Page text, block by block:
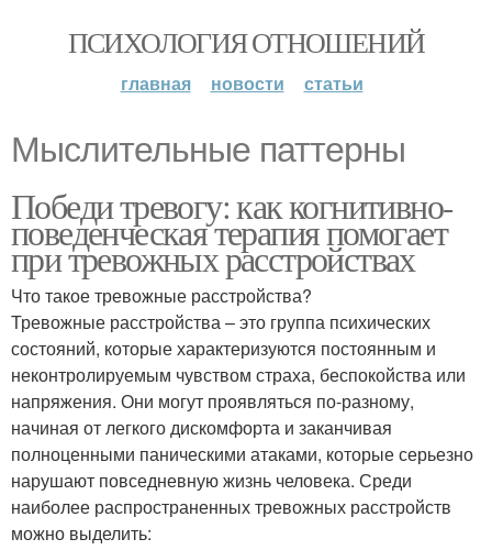
ПСИХОЛОГИЯ ОТНОШЕНИЙ
главная новости статьи
Мыслительные паттерны
Победи тревогу: как когнитивно-
поведенческая терапия помогает
при тревожных расстройствах
Что такое тревожные расстройства?
Тревожные расстройства – это группа психических
состояний, которые характеризуются постоянным и
неконтролируемым чувством страха, беспокойства или
напряжения. Они могут проявляться по-разному,
начиная от легкого дискомфорта и заканчивая
полноценными паническими атаками, которые серьезно
нарушают повседневную жизнь человека. Среди
наиболее распространенных тревожных расстройств
можно выделить: